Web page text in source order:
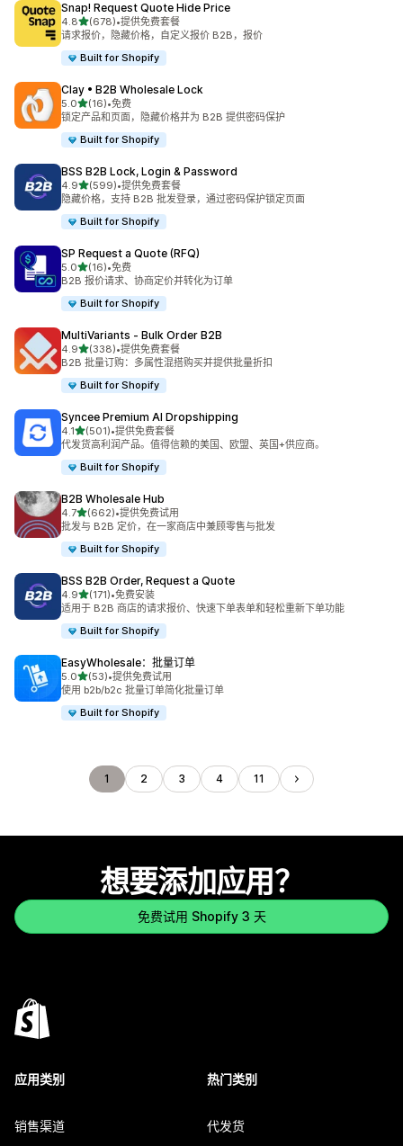
Snap! Request Quote Hide Price
4.8星（满分 5 星）
(678)
总共 678 条评论
•提供免费套餐
请求报价，隐藏价格，自定义报价 B2B，报价
Built for Shopify
Clay • B2B Wholesale Lock
5.0星（满分 5 星）
(16)
总共 16 条评论
•免费
锁定产品和页面，隐藏价格并为 B2B 提供密码保护
Built for Shopify
BSS B2B Lock, Login & Password
4.9星（满分 5 星）
(599)
总共 599 条评论
•提供免费套餐
隐藏价格，支持 B2B 批发登录，通过密码保护锁定页面
Built for Shopify
SP Request a Quote (RFQ)
5.0星（满分 5 星）
(16)
总共 16 条评论
•免费
B2B 报价请求、协商定价并转化为订单
Built for Shopify
MultiVariants ‑ Bulk Order B2B
4.9星（满分 5 星）
(338)
总共 338 条评论
•提供免费套餐
B2B 批量订购：多属性混搭购买并提供批量折扣
Built for Shopify
Syncee Premium AI Dropshipping
4.1星（满分 5 星）
(501)
总共 501 条评论
•提供免费套餐
代发货高利润产品。值得信赖的美国、欧盟、英国+供应商。
Built for Shopify
B2B Wholesale Hub
4.7星（满分 5 星）
(662)
总共 662 条评论
•提供免费试用
批发与 B2B 定价，在一家商店中兼顾零售与批发
Built for Shopify
BSS B2B Order, Request a Quote
4.9星（满分 5 星）
(171)
总共 171 条评论
•免费安装
适用于 B2B 商店的请求报价、快速下单表单和轻松重新下单功能
Built for Shopify
EasyWholesale：批量订单
5.0星（满分 5 星）
(53)
总共 53 条评论
•提供免费试用
使用 b2b/b2c 批量订单简化批量订单
Built for Shopify
1 2 3 4 11
想要添加应用？
免费试用 Shopify 3 天
应用类别
销售渠道
热门类别
代发货